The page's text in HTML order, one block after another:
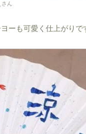
さん
ーも可愛く仕上がりで